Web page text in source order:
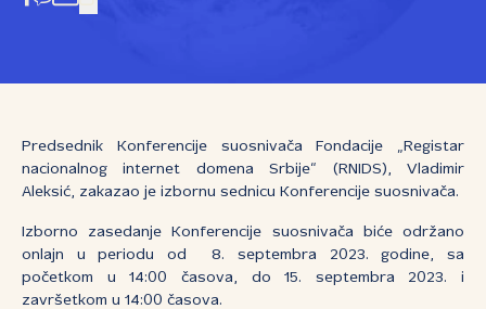
Predsednik Konferencije suosnivača Fondacije „Registar
nacionalnog internet domena Srbije“ (RNIDS), Vladimir
Aleksić, zakazao je izbornu sednicu Konferencije suosnivača.
Izborno zasedanje Konferencije suosnivača biće održano
onlajn u periodu od 8. septembra 2023. godine, sa
početkom u 14:00 časova, do 15. septembra 2023. i
završetkom u 14:00 časova.